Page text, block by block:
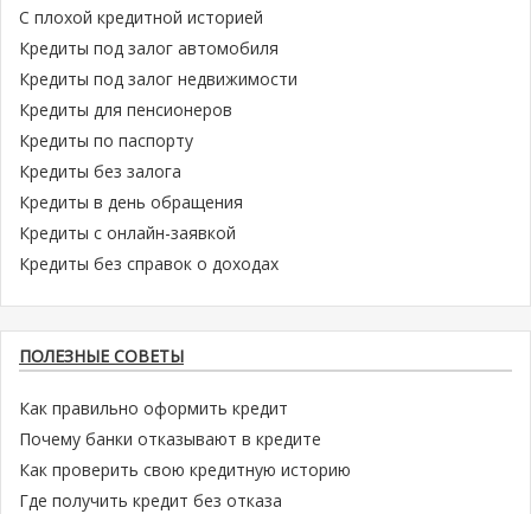
С плохой кредитной историей
Кредиты под залог автомобиля
Кредиты под залог недвижимости
Кредиты для пенсионеров
Кредиты по паспорту
Кредиты без залога
Кредиты в день обращения
Кредиты с онлайн-заявкой
Кредиты без справок о доходах
ПОЛЕЗНЫЕ СОВЕТЫ
Как правильно оформить кредит
Почему банки отказывают в кредите
Как проверить свою кредитную историю
Где получить кредит без отказа